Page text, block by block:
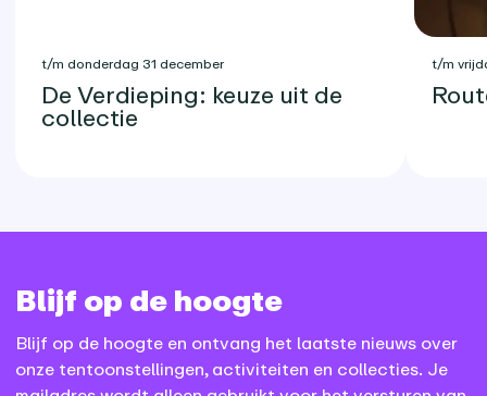
t/m donderdag 31 december
De Verdieping: keuze uit de
collectie
t/m
Blijf op de hoogte
Blijf op de hoogte en ontvang het laatste nieuws over
onze tentoonstellingen, activiteiten en collecties. Je